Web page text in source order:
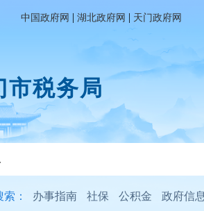
中国政府网 | 湖北政府网 | 天门政府网
市税务局
： 办事指南 社保 公积金 政府信